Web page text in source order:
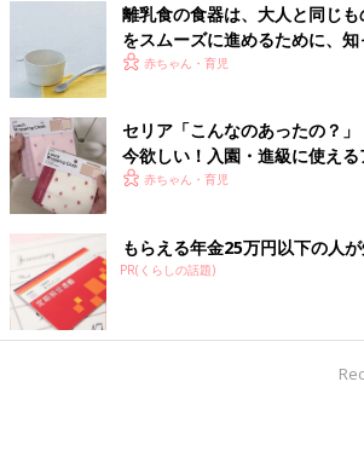
離乳食の食器は、大人と同じ
をスムーズに進めるために、
理器具選びのポイント【専門家
赤ちゃん・育児
セリア「こんなのあったの？」
今欲しい！入園・進級に使え
赤ちゃん・育児
もらえる年金25万円以下の人
PR(くらしの話題)